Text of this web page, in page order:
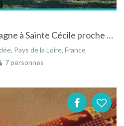
Gîte Vendéen à la campagne à Sainte Cécile proche Puy du Fou
Pays de la Loire, France
7 personnes